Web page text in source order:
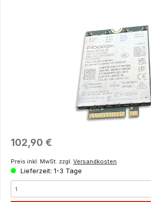
Regulärer Preis:
102,90 €
Preis inkl. MwSt. zzgl. Versandkosten
Lieferzeit: 1-3 Tage